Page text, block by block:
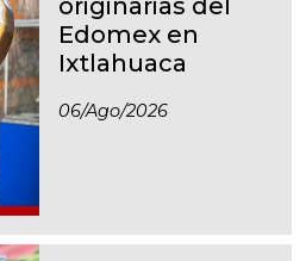
Edomex en
Ixtlahuaca
06/ago/2026